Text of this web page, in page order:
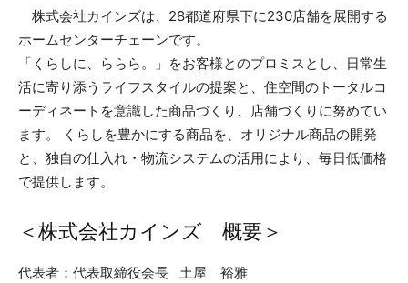
株式会社カインズは、28都道府県下に230店舗を展開する
ホームセンターチェーンです。
「くらしに、ららら。」をお客様とのプロミスとし、日常生
活に寄り添うライフスタイルの提案と、住空間のトータルコ
ーディネートを意識した商品づくり、店舗づくりに努めてい
ます。 くらしを豊かにする商品を、オリジナル商品の開発
と、独自の仕入れ・物流システムの活用により、毎日低価格
で提供します。
＜株式会社カインズ 概要＞
代表者：代表取締役会長 土屋 裕雅